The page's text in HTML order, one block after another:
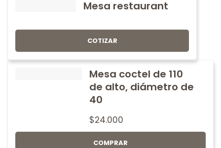
Mesa restaurant
COTIZAR
Mesa coctel de 110
de alto, diámetro de
40
$24.000
COMPRAR